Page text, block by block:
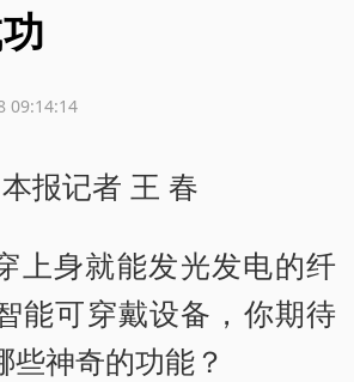
09:14:14
报记者 王 春
上身就能发光发电的纤
能可穿戴设备，你期待
些神奇的功能？